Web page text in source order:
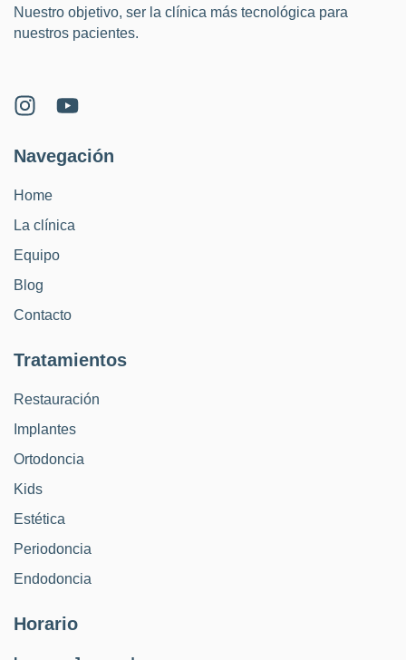
Nuestro objetivo, ser la clínica más tecnológica para
nuestros pacientes.
Navegación
Home
La clínica
Equipo
Blog
Contacto
Tratamientos
Restauración
Implantes
Ortodoncia
Kids
Estética
Periodoncia
Endodoncia
Horario